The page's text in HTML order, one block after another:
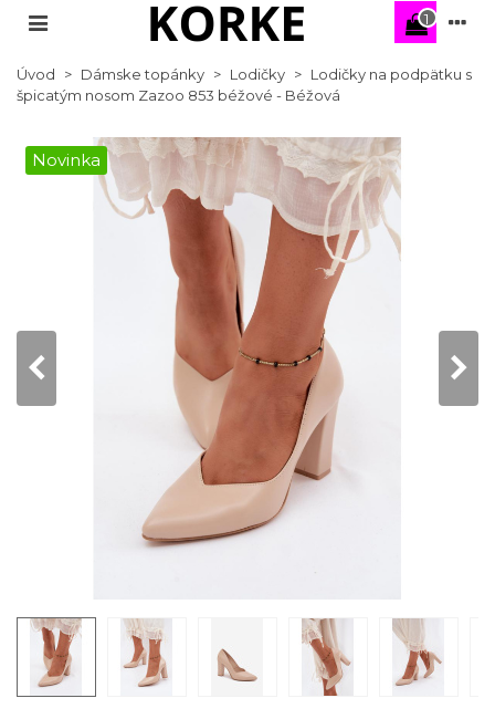
1
Úvod > Dámske topánky > Lodičky > Lodičky na podpätku s
špicatým nosom Zazoo 853 béžové - Béžová
Novinka